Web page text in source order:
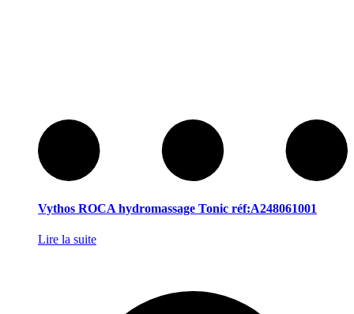
Vythos ROCA hydromassage Tonic réf:A248061001
Lire la suite